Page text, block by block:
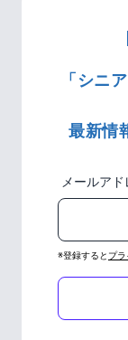
「シニ
最新情
メールアド
※登録すると プ